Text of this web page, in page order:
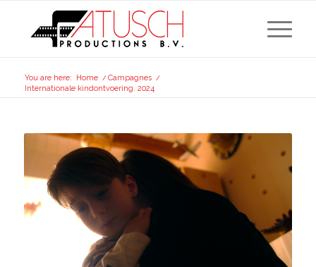
You are here: Home / Campagnes /
Internationale kindontvoering. 2024